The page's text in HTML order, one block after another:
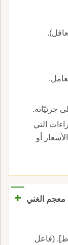
جزئيّاته.
التي
أو
معجم الغني
+
(فاعل